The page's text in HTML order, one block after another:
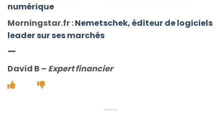
numérique
Morningstar.fr :Nemetschek, éditeur de logiciels
leader sur ses marchés
—
David B – Expert financier